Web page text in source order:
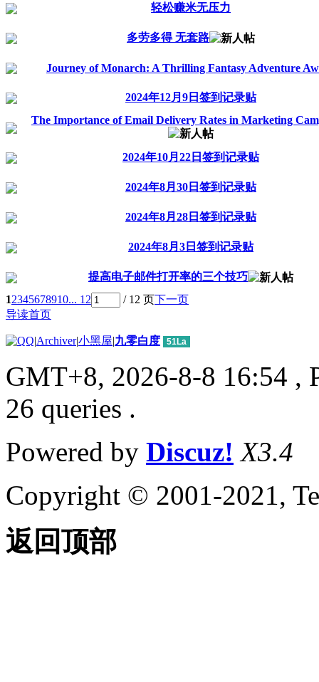
轻松赚米无压力
多劳多得 无套路
Journey of Monarch: A Thrilling Fantasy Adventure
2024年12月9日签到记录贴
The Importance of Email Delivery Rates in Marketing
2024年10月22日签到记录贴
2024年8月30日签到记录贴
2024年8月28日签到记录贴
2024年8月3日签到记录贴
提高电子邮件打开率的三个技巧
12345678910... 12 / 12 页下一页
导读首页
|Archiver|小黑屋|九零白度 51La
GMT+8, 2026-8-8 16:54 ,
26 queries .
Powered by Discuz! X3.4
Copyright © 2001-2021,
返回顶部